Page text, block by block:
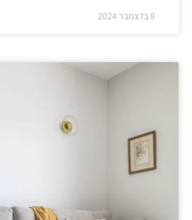
8 בדצמבר 2024